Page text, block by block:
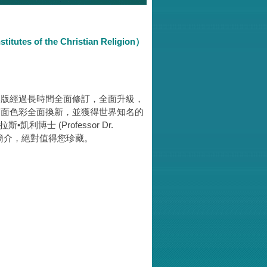
of the Christian Religion）
經過長時間全面修訂，全面升級，
色彩全面換新，並獲得世界知名的
斯•凱利博士 (Professor Dr.
，絕對值得您珍藏。